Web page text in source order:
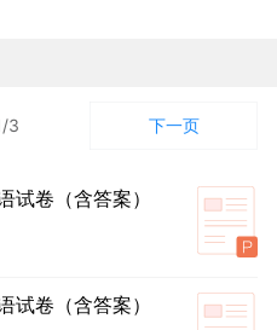
3 下一页
卷（含答案）
卷（含答案）